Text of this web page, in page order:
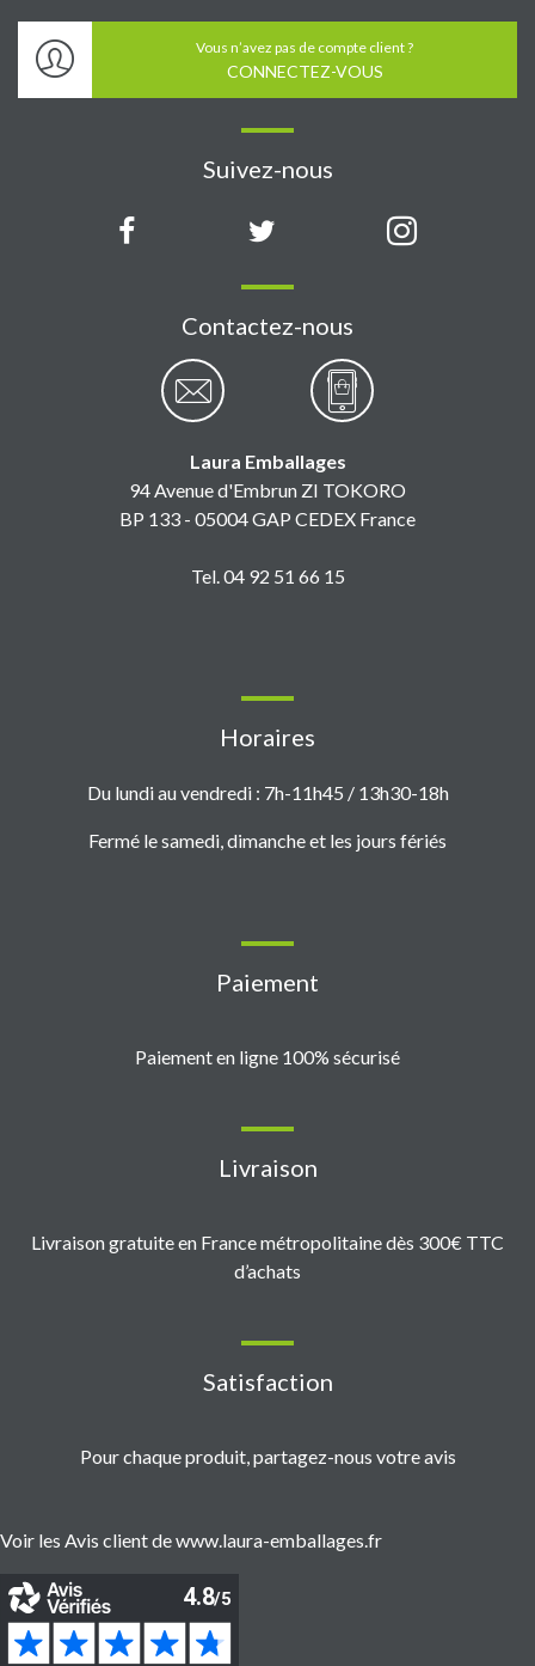
Vous n’avez pas de compte client ?
CONNECTEZ-VOUS
Suivez-nous
Contactez-nous
Laura Emballages
94 Avenue d'Embrun ZI TOKORO
BP 133 - 05004 GAP CEDEX France
Tel. 04 92 51 66 15
Horaires
Du lundi au vendredi : 7h-11h45 / 13h30-18h
Fermé le samedi, dimanche et les jours fériés
Paiement
Paiement en ligne 100% sécurisé
Livraison
Livraison gratuite en France métropolitaine dès 300€ TTC
d’achats
Satisfaction
Pour chaque produit, partagez-nous votre avis
Voir les Avis client de www.laura-emballages.fr